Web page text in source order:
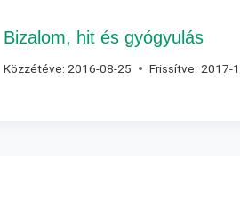
Bizalom, hit és gyógyulás
Közzétéve: 2016-08-25 Frissítve: 2017-